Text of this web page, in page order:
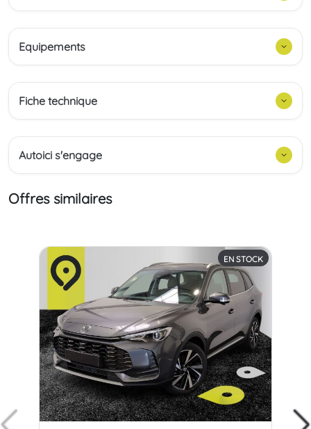
Equipements
Fiche technique
Autoici s'engage
Offres similaires
EN STOCK